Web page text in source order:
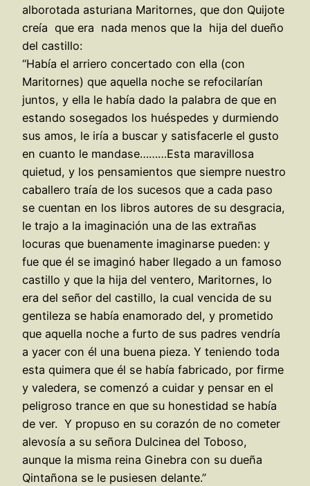
alborotada asturiana Maritornes, que don Quijote
creía que era nada menos que la hija del dueño
del castillo:
“Había el arriero concertado con ella (con
Maritornes) que aquella noche se refocilarían
juntos, y ella le había dado la palabra de que en
estando sosegados los huéspedes y durmiendo
sus amos, le iría a buscar y satisfacerle el gusto
en cuanto le mandase………Esta maravillosa
quietud, y los pensamientos que siempre nuestro
caballero traía de los sucesos que a cada paso
se cuentan en los libros autores de su desgracia,
le trajo a la imaginación una de las extrañas
locuras que buenamente imaginarse pueden: y
fue que él se imaginó haber llegado a un famoso
castillo y que la hija del ventero, Maritornes, lo
era del señor del castillo, la cual vencida de su
gentileza se había enamorado del, y prometido
que aquella noche a furto de sus padres vendría
a yacer con él una buena pieza. Y teniendo toda
esta quimera que él se había fabricado, por firme
y valedera, se comenzó a cuidar y pensar en el
peligroso trance en que su honestidad se había
de ver. Y propuso en su corazón de no cometer
alevosía a su señora Dulcinea del Toboso,
aunque la misma reina Ginebra con su dueña
Qintañona se le pusiesen delante.”